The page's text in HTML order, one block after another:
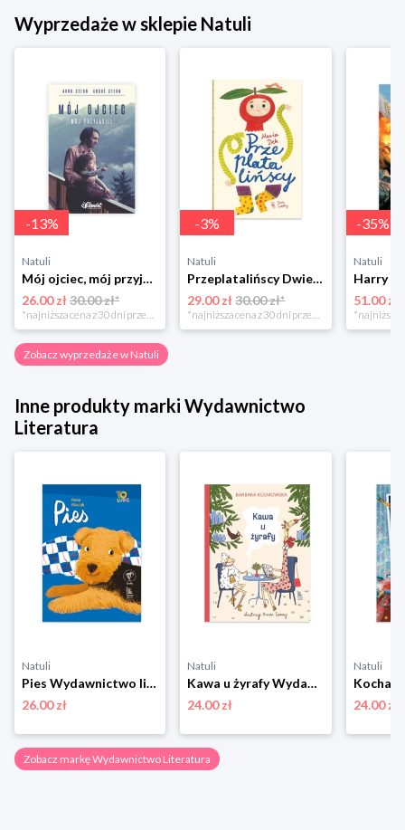
Wyprzedaże w sklepie Natuli
-13%
Natuli
Mój ojciec, mój przyjaciel Element
26.00 zł30.00 zł*
*najniższa cena z 30 dni przed obniżką
-3%
Natuli
Przeplatalińscy Dwie siostry
29.00 zł 30.00 zł*
*najniższa cena z 30 dni przed obniżką
-35%
Natuli
51.00 zł
Zobacz wyprzedaże w Natuli
Inne produkty marki Wydawnictwo
Literatura
Natuli
Pies Wydawnictwo literatura
26.00 zł
Natuli
Kawa u żyrafy Wydawnictwo literatura
24.00 zł
Natuli
24.00 zł
Zobacz markę Wydawnictwo Literatura